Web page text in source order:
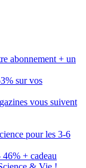
abonnement + un
sur vos
vous suivent
pour les 3-6
46% + cadeau